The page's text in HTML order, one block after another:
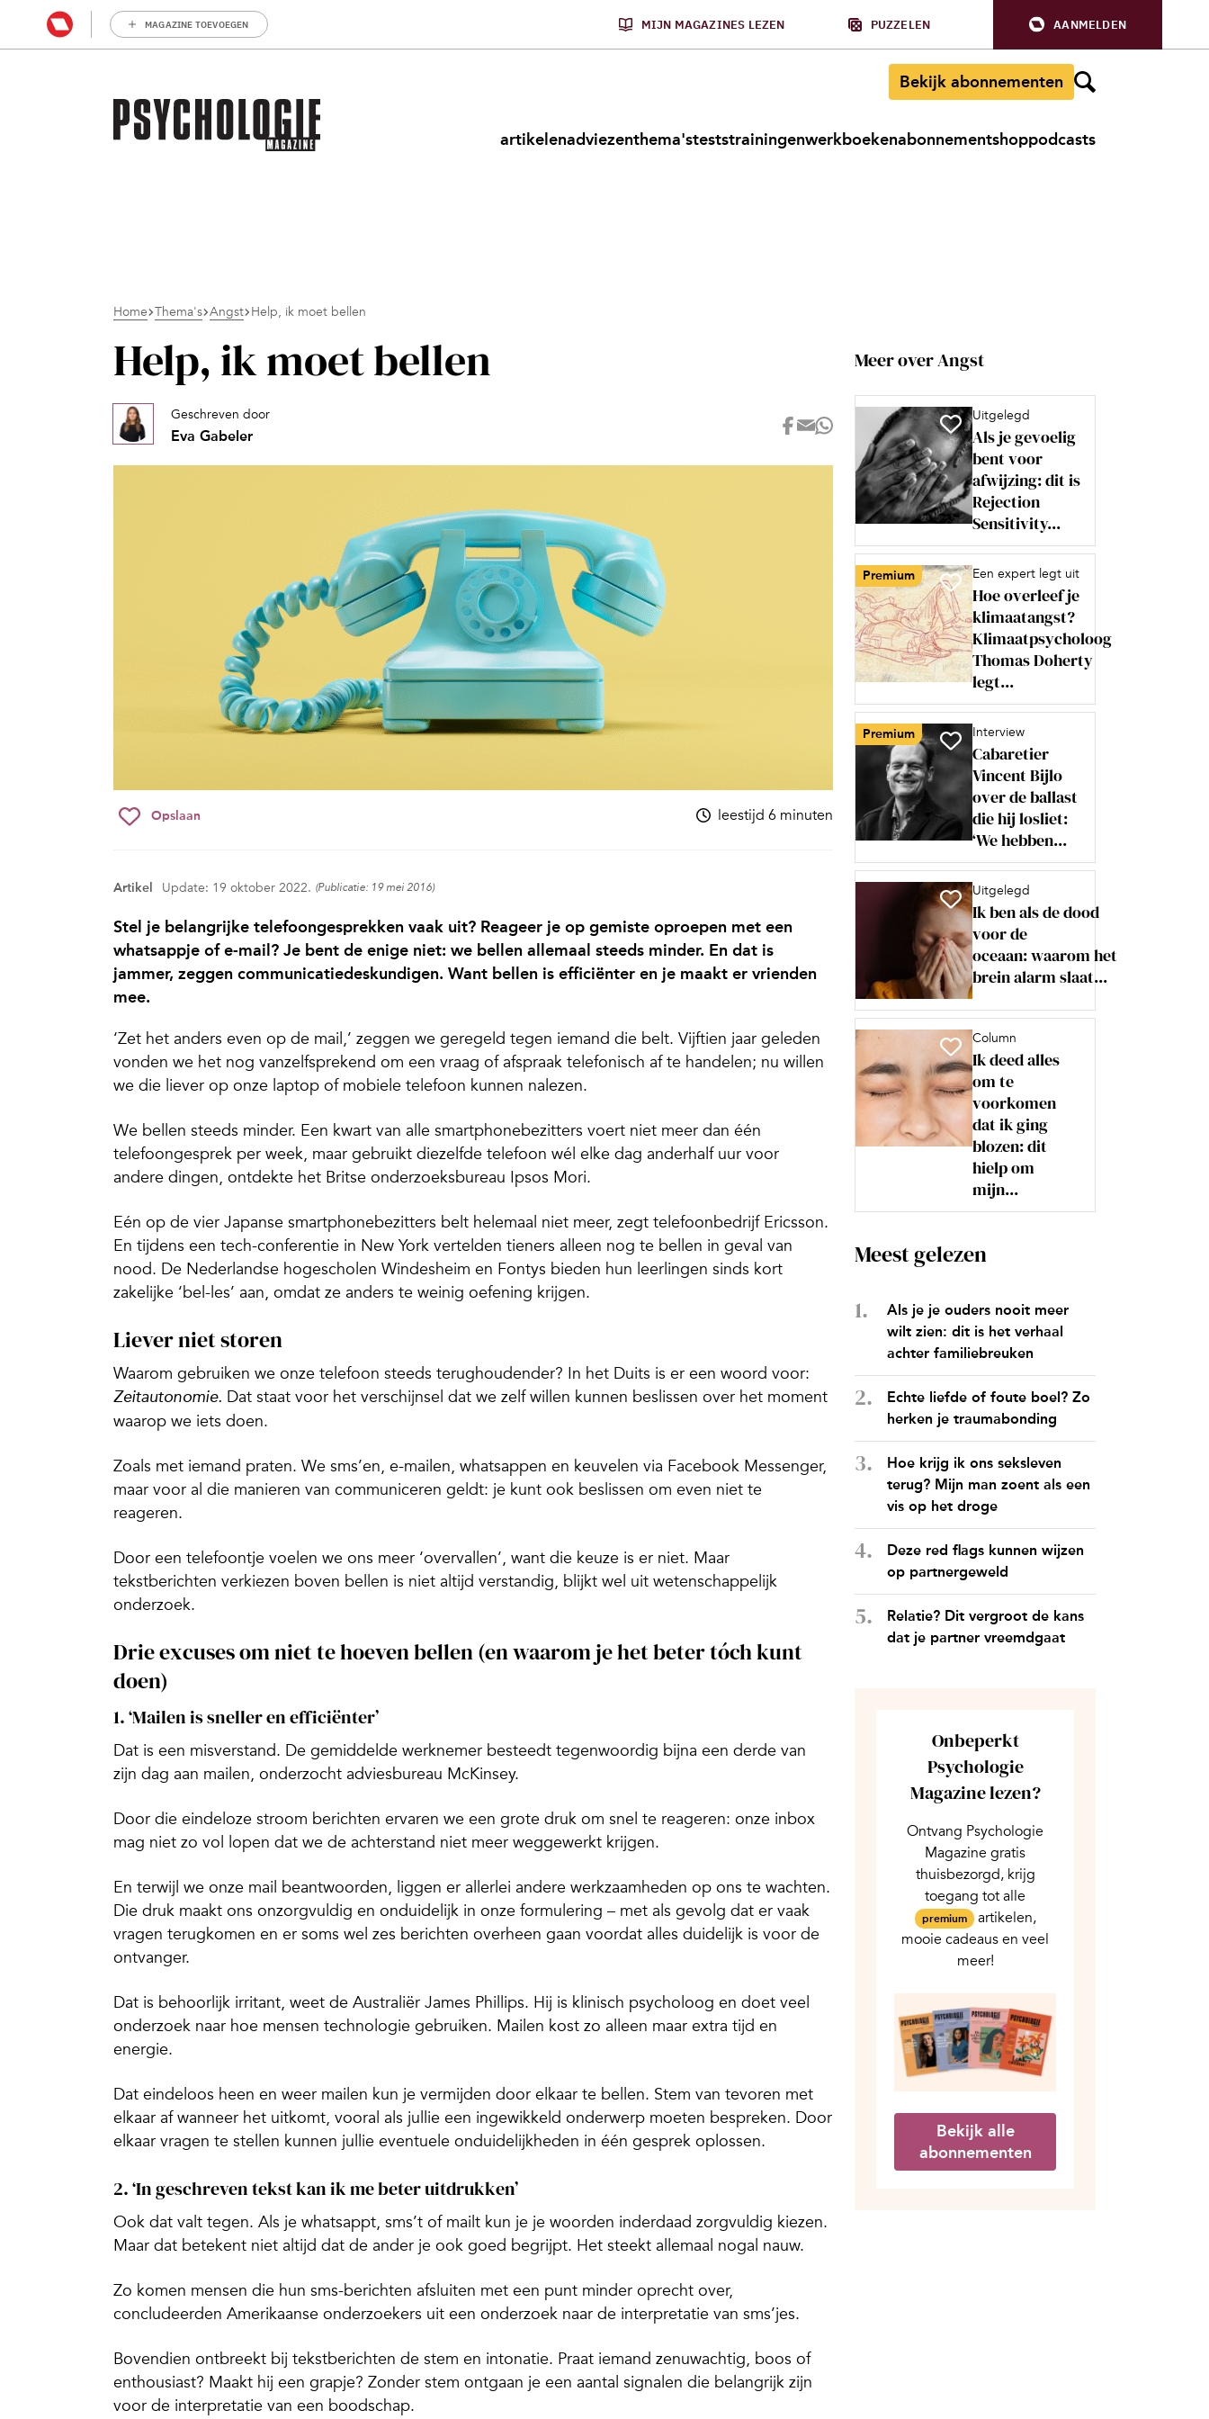
MAGAZINE TOEVOEGEN MIJN MAGAZINES LEZEN PUZZELEN AANMELDEN
Bekijk abonnementen
artikelenadviezenthema'steststrainingenwerkboekenabonnementshoppodcasts
Home Thema's Angst Help, ik moet bellen
Help, ik moet bellen
Geschreven door
Eva Gabeler
Opslaan leestijd 6 minuten
Artikel Update: 19 oktober 2022. (Publicatie: 19 mei 2016)
Stel je belangrijke telefoongesprekken vaak uit? Reageer je op gemiste oproepen met een
whatsappje of e-mail? Je bent de enige niet: we bellen allemaal steeds minder. En dat is
jammer, zeggen communicatiedeskundigen. Want bellen is efficiënter en je maakt er vrienden
mee.
‘Zet het anders even op de mail,’ zeggen we geregeld tegen iemand die belt. Vijftien jaar geleden
vonden we het nog vanzelfsprekend om een vraag of afspraak telefonisch af te handelen; nu willen
we die liever op onze laptop of mobiele telefoon kunnen nalezen.
We bellen steeds minder. Een kwart van alle smartphonebezitters voert niet meer dan één
telefoongesprek per week, maar gebruikt diezelfde telefoon wél elke dag anderhalf uur voor
andere dingen, ontdekte het Britse onderzoeksbureau Ipsos Mori.
Eén op de vier Japanse smartphonebezitters belt helemaal niet meer, zegt telefoonbedrijf Ericsson.
En tijdens een tech-conferentie in New York vertelden tieners alleen nog te bellen in geval van
nood. De Nederlandse hogescholen Windesheim en Fontys bieden hun leerlingen sinds kort
zakelijke ‘bel-les’ aan, omdat ze anders te weinig oefening krijgen.
Liever niet storen
Waarom gebruiken we onze telefoon steeds terughoudender? In het Duits is er een woord voor:
Zeitautonomie. Dat staat voor het verschijnsel dat we zelf willen kunnen beslissen over het moment
waarop we iets doen.
Zoals met iemand praten. We sms’en, e-mailen, whatsappen en keuvelen via Facebook Messenger,
maar voor al die manieren van communiceren geldt: je kunt ook beslissen om even niet te
reageren.
Door een telefoontje voelen we ons meer ‘overvallen’, want die keuze is er niet. Maar
tekstberichten verkiezen boven bellen is niet altijd verstandig, blijkt wel uit wetenschappelijk
onderzoek.
Drie excuses om niet te hoeven bellen (en waarom je het beter tóch kunt
doen)
1. ‘Mailen is sneller en efficiënter’
Dat is een misverstand. De gemiddelde werknemer besteedt tegenwoordig bijna een derde van
zijn dag aan mailen, onderzocht adviesbureau McKinsey.
Door die eindeloze stroom berichten ervaren we een grote druk om snel te reageren: onze inbox
mag niet zo vol lopen dat we de achterstand niet meer weggewerkt krijgen.
En terwijl we onze mail beantwoorden, liggen er allerlei andere werkzaamheden op ons te wachten.
Die druk maakt ons onzorgvuldig en onduidelijk in onze formulering – met als gevolg dat er vaak
vragen terugkomen en er soms wel zes berichten overheen gaan voordat alles duidelijk is voor de
ontvanger.
Dat is behoorlijk irritant, weet de Australiër James Phillips. Hij is klinisch psycholoog en doet veel
onderzoek naar hoe mensen technologie gebruiken. Mailen kost zo alleen maar extra tijd en
energie.
Dat eindeloos heen en weer mailen kun je vermijden door elkaar te bellen. Stem van tevoren met
elkaar af wanneer het uitkomt, vooral als jullie een ingewikkeld onderwerp moeten bespreken. Door
elkaar vragen te stellen kunnen jullie eventuele onduidelijkheden in één gesprek oplossen.
2. ‘In geschreven tekst kan ik me beter uitdrukken’
Ook dat valt tegen. Als je whatsappt, sms’t of mailt kun je je woorden inderdaad zorgvuldig kiezen.
Maar dat betekent niet altijd dat de ander je ook goed begrijpt. Het steekt allemaal nogal nauw.
Zo komen mensen die hun sms-berichten afsluiten met een punt minder oprecht over,
concludeerden Amerikaanse onderzoekers uit een onderzoek naar de interpretatie van sms’jes.
Bovendien ontbreekt bij tekstberichten de stem en intonatie. Praat iemand zenuwachtig, boos of
enthousiast? Maakt hij een grapje? Zonder stem ontgaan je een aantal signalen die belangrijk zijn
voor de interpretatie van een boodschap.
Meer over Angst
Uitgelegd
Als je gevoelig
bent voor
afwijzing: dit is
Rejection
Sensitivity...
Premium Een expert legt uit
Hoe overleef je
klimaatangst?
Klimaatpsycholoog
Thomas Doherty
legt...
Premium Interview
Cabaretier
Vincent Bijlo
over de ballast
die hij losliet:
‘We hebben...
Uitgelegd
Ik ben als de dood
voor de
oceaan: waarom het
brein alarm slaat...
Column
Ik deed alles
om te
voorkomen
dat ik ging
blozen: dit
hielp om
mijn...
Meest gelezen
Als je je ouders nooit meer
wilt zien: dit is het verhaal
achter familiebreuken
Echte liefde of foute boel? Zo
herken je traumabonding
Hoe krijg ik ons seksleven
terug? Mijn man zoent als een
vis op het droge
Deze red flags kunnen wijzen
op partnergeweld
Relatie? Dit vergroot de kans
dat je partner vreemdgaat
Onbeperkt
Psychologie
Magazine lezen?
Ontvang Psychologie
Magazine gratis
thuisbezorgd, krijg
toegang tot alle
premium artikelen,
mooie cadeaus en veel
meer!
Bekijk alle
abonnementen